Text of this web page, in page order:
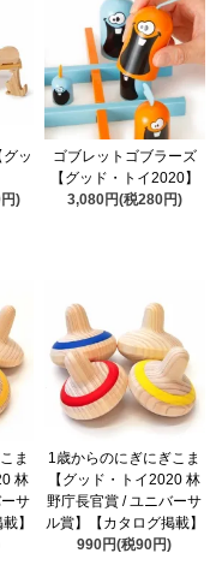
ッ
)
ゴブレットゴブラーズ
【グッド・トイ2020】
3,080円(税280円)
ま
林
サ
】
1歳からのにぎにぎこま
【グッド・トイ2020 林
野庁長官賞 / ユニバーサ
ル賞】【カタログ掲載】
990円(税90円)